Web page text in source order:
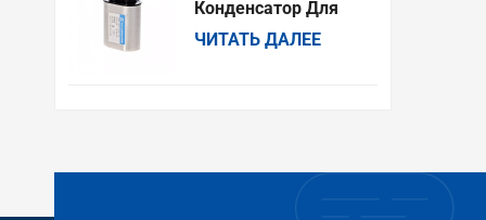
Китай.
Конденсатор Для
Микроволновой
Печи 904, 2100 В,
ЧИТАТЬ ДАЛЕЕ